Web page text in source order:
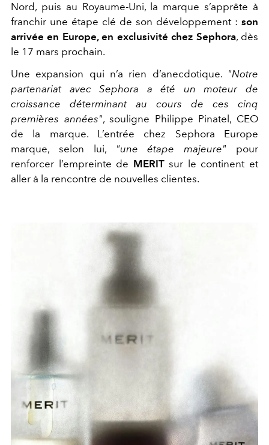
Nord, puis au Royaume-Uni, la marque s’apprête à
franchir une étape clé de son développement : son
arrivée en Europe, en exclusivité chez Sephora, dès
le 17 mars prochain.
Une expansion qui n’a rien d’anecdotique. "Notre
partenariat avec Sephora a été un moteur de
croissance déterminant au cours de ces cinq
premières années", souligne Philippe Pinatel, CEO
de la marque. L’entrée chez Sephora Europe
marque, selon lui,
"une étape majeure" pour
renforcer l’empreinte de MERITsur le continent et
aller à la rencontre de nouvelles clientes.